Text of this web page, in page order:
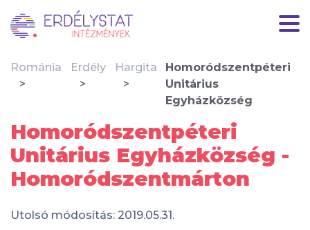
Románia Erdély Hargita
Homoródszentpéteri
Unitárius
Egyházközség
Homoródszentpéteri
Unitárius Egyházközség -
Homoródszentmárton
Utolsó módosítás: 2019.05.31.